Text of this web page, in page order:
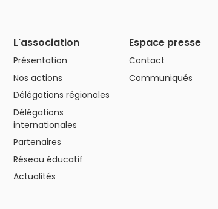
L'association
Présentation
Nos actions
Délégations régionales
Délégations
internationales
Partenaires
Réseau éducatif
Actualités
Espace presse
Contact
Communiqués